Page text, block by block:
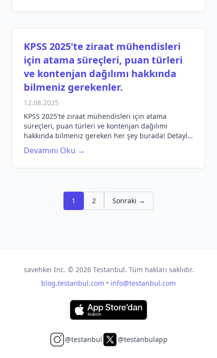
KPSS 2025'te ziraat mühendisleri
için atama süreçleri, puan türleri
ve kontenjan dağılımı hakkında
bilmeniz gerekenler.
12.08.2025
KPSS 2025'te ziraat mühendisleri için atama
süreçleri, puan türleri ve kontenjan dağılımı
hakkında bilmeniz gereken her şey burada! Detaylı
bilgi için hemen tıklayın.
Devamını Oku →
1 2 Sonraki →
savehkei Inc. © 2026Testanbul. Tüm hakları saklıdır.
blog.testanbul.com • info@testanbul.com
@testanbul @testanbulapp